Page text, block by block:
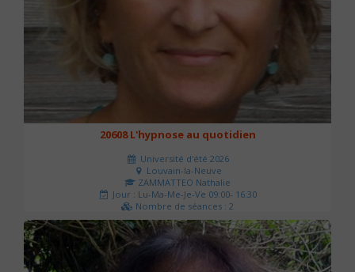
20608 L'hypnose au quotidien
Université d'été 2026
Louvain-la-Neuve
ZAMMATTEO Nathalie
Jour : Lu-Ma-Me-Je-Ve 09:00- 16:30
Nombre de séances : 2
140 €